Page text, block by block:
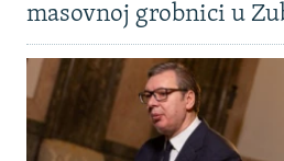
masovnoj grobnici u